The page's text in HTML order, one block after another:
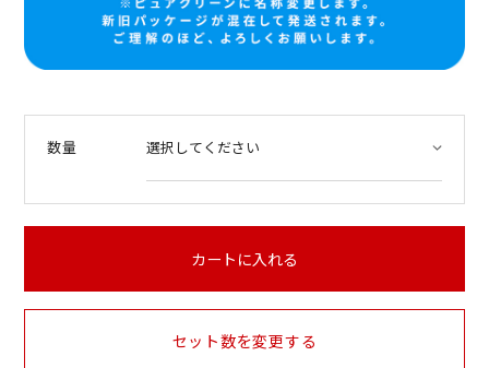
数量
カートに入れる
セット数を変更する